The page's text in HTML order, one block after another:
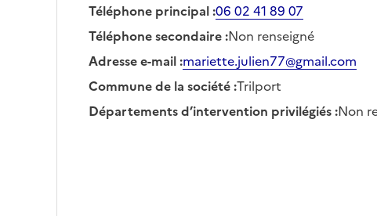
Téléphone principal:06 02 41 89 07
Téléphone secondaire:Non renseigné
Adresse e-mail:mariette.julien77@gmail.com
Commune de la société:Trilport
Départements d’intervention privilégiés:Non